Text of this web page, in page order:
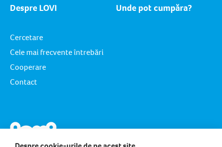
Despre LOVI
Cercetare
Cele mai frecvente întrebări
Cooperare
Contact
Unde pot cumpăra?